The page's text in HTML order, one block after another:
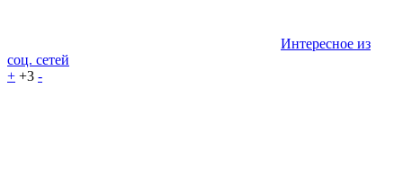
Интересное из
соц. сетей
+ +3 -